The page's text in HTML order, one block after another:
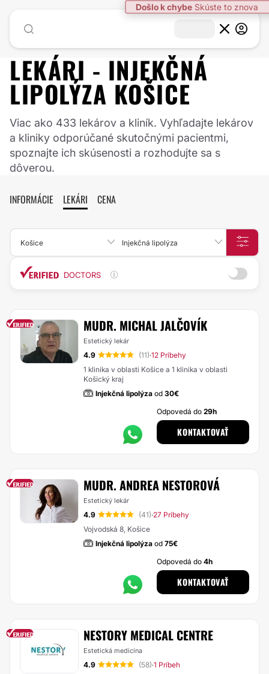
LEKÁRI - INJEKČNÁ
LIPOLÝZA KOŠICE
Viac ako 433 lekárov a kliník. Vyhľadajte lekárov
a kliniky odporúčané skutočnými pacientmi,
spoznajte ich skúsenosti a rozhodujte sa s
dôverou.
INFORMÁCIE LEKÁRI CENA
Košice Injekčná lipolýza
DOCTORS
MUDR. MICHAL JALČOVÍK
Estetický lekár
4.9 (11)·12 Príbehy
1 klinika v oblasti Košice a 1 klinika v oblasti
Košický kraj
Injekčná lipolýza od 30€
Odpovedá do29h
KONTAKTOVAŤ
MUDR. ANDREA NESTOROVÁ
Estetický lekár
4.9 (41)·27 Príbehy
Vojvodská 8, Košice
Injekčná lipolýza od 75€
Odpovedá do4h
KONTAKTOVAŤ
NESTORY MEDICAL CENTRE
Estetická medicína
4.9 (58)·1 Príbeh